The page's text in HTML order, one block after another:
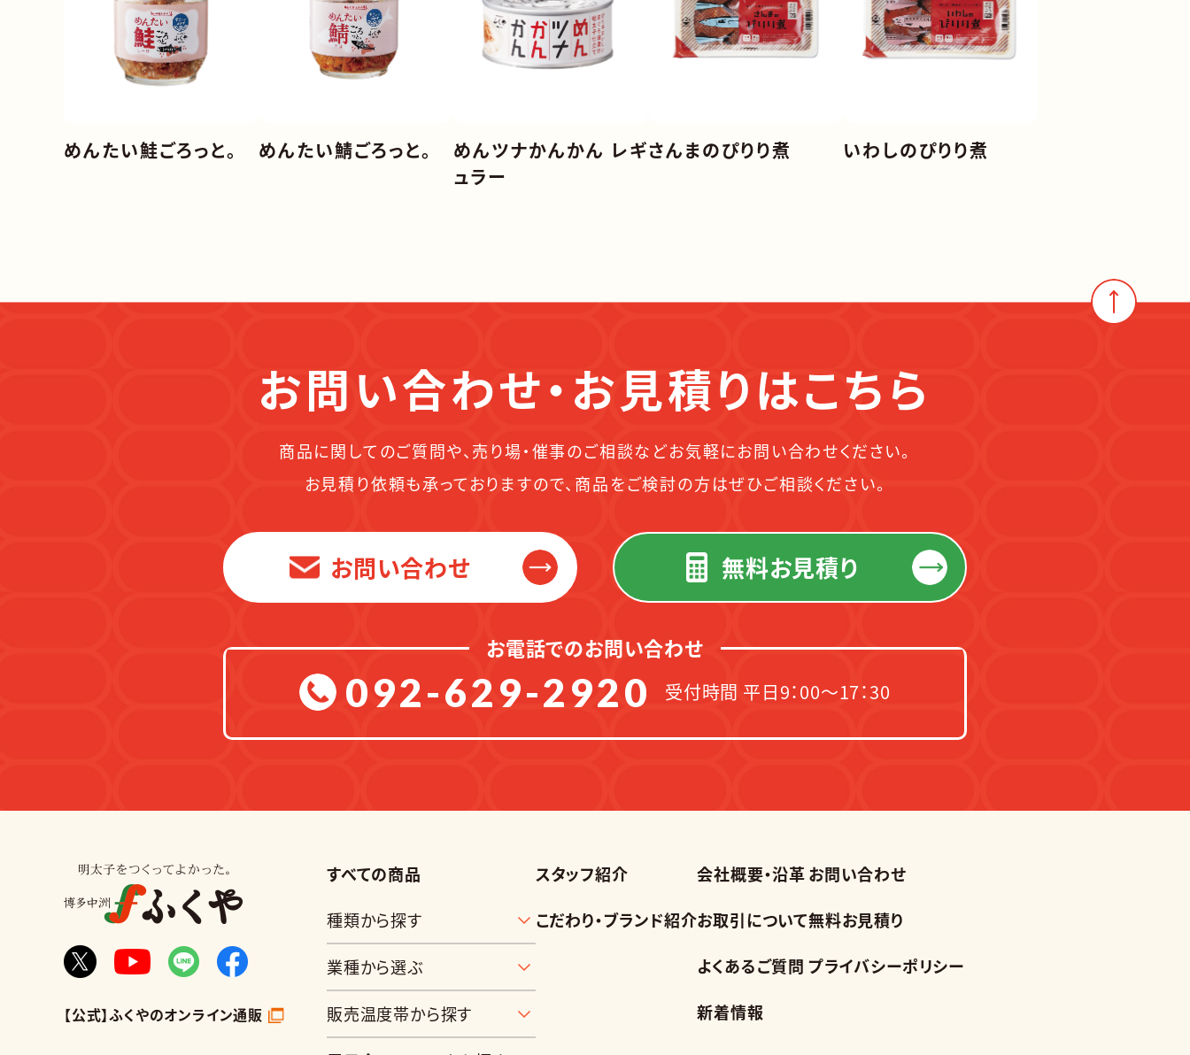
めんたい鮭ごろっと。 めんたい鯖ごろっと。
めんツナかんかん レギ
ュラー
さんまのぴりり煮 いわしのぴりり煮
お問い合わせ・お見積りはこちら
商品に関してのご質問や、売り場・催事のご相談などお気軽にお問い合わせください。
お見積り依頼も承っておりますので、商品をご検討の方はぜひご相談ください。
お問い合わせ 無料お見積り
お電話でのお問い合わせ
092-629-2920 受付時間 平日9：00～17：30
【公式】ふくやのオンライン通販
すべての商品
種類から探す
業種から選ぶ
販売温度帯から探す
スタッフ紹介
こだわり・ブランド紹介
会社概要・沿革
お取引について
よくあるご質問
新着情報
お問い合わせ
無料お見積り
プライバシーポリシー